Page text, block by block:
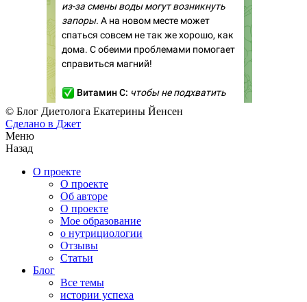
© Блог Диетолога Екатерины Йенсен
Сделано в Джет
Меню
Назад
О проекте
О проекте
Об авторе
О проекте
Мое образование
о нутрициологии
Отзывы
Статьи
Блог
Все темы
истории успеха